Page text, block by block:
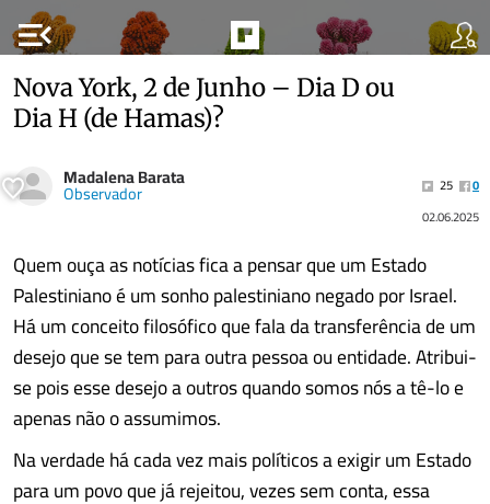
menu_open
Nova York, 2 de Junho – Dia D ou
Dia H (de Hamas)?
Madalena Barata
Observador 25
0
02.06.2025
Quem ouça as notícias fica a pensar que um Estado
Palestiniano é um sonho palestiniano negado por Israel.
Há um conceito filosófico que fala da transferência de um
desejo que se tem para outra pessoa ou entidade. Atribui-
se pois esse desejo a outros quando somos nós a tê-lo e
apenas não o assumimos.
Na verdade há cada vez mais políticos a exigir um Estado
para um povo que já rejeitou, vezes sem conta, essa